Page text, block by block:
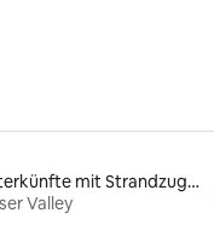
Unterkünfte mit Strandzugang
Valley